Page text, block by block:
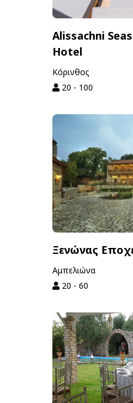
Alissachni
Hotel
Κόρινθος
20 - 100
Ξενώνας
Αμπελιώνα
20 - 60